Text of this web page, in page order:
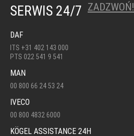
SERWIS 24/7 ZADZWOŃ!
DAF
ITS +31 402 143 000
PTS 022 541 9 541
MAN
00 800 66 24 53 24
IVECO
00 800 4832 6000
KÖGEL ASSISTANCE 24H